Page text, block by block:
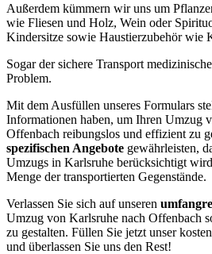
Außerdem kümmern wir uns um
wie Fliesen und Holz, Wein oder
Kindersitze sowie Haustierzubehör wie
Sogar der sichere Transport
Problem.
Mit dem Ausfüllen unseres Formulars
Informationen haben, um Ihren Umzug
Offenbach reibungslos und effizient zu
spezifischen Angebote gewährleisten,
Umzugs in Karlsruhe berücksichtigt
Menge der transportierten Gegenstände.
Verlassen Sie sich auf unseren
Umzug von Karlsruhe nach Offenbach
zu gestalten. Füllen Sie jetzt unser
und überlassen Sie uns den Rest!